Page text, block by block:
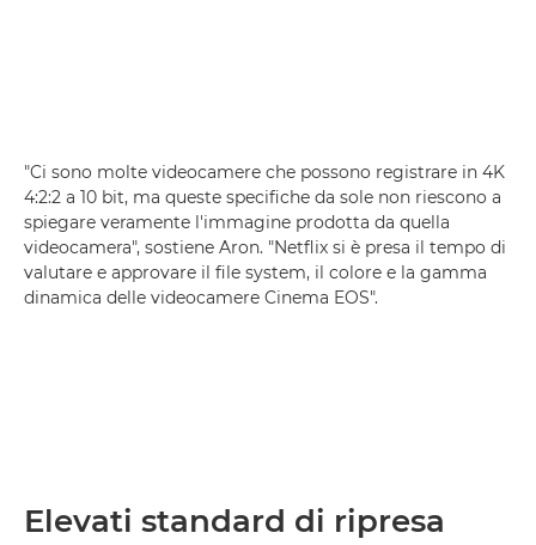
"Ci sono molte videocamere che possono registrare in 4K
4:2:2 a 10 bit, ma queste specifiche da sole non riescono a
spiegare veramente l'immagine prodotta da quella
videocamera", sostiene Aron. "Netflix si è presa il tempo di
valutare e approvare il file system, il colore e la gamma
dinamica delle videocamere Cinema EOS".
Elevati standard di ripresa